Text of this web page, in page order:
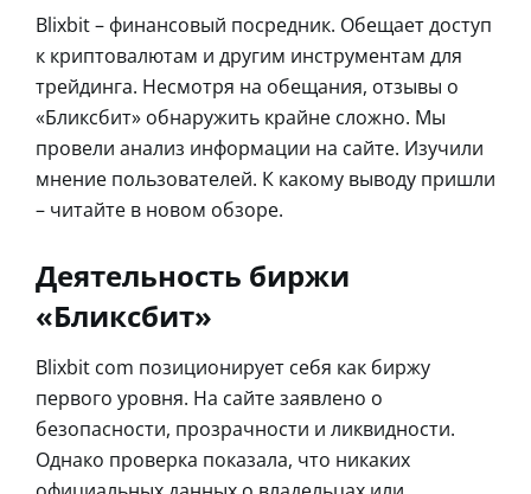
Blixbit – финансовый посредник. Обещает доступ
к криптовалютам и другим инструментам для
трейдинга. Несмотря на обещания, отзывы о
«Бликсбит» обнаружить крайне сложно. Мы
провели анализ информации на сайте. Изучили
мнение пользователей. К какому выводу пришли
– читайте в новом обзоре.
Деятельность биржи
«Бликсбит»
Blixbit com позиционирует себя как биржу
первого уровня. На сайте заявлено о
безопасности, прозрачности и ликвидности.
Однако проверка показала, что никаких